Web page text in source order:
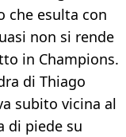
che esulta con
non si rende
in Champions.
di Thiago
subito vicina al
di piede su